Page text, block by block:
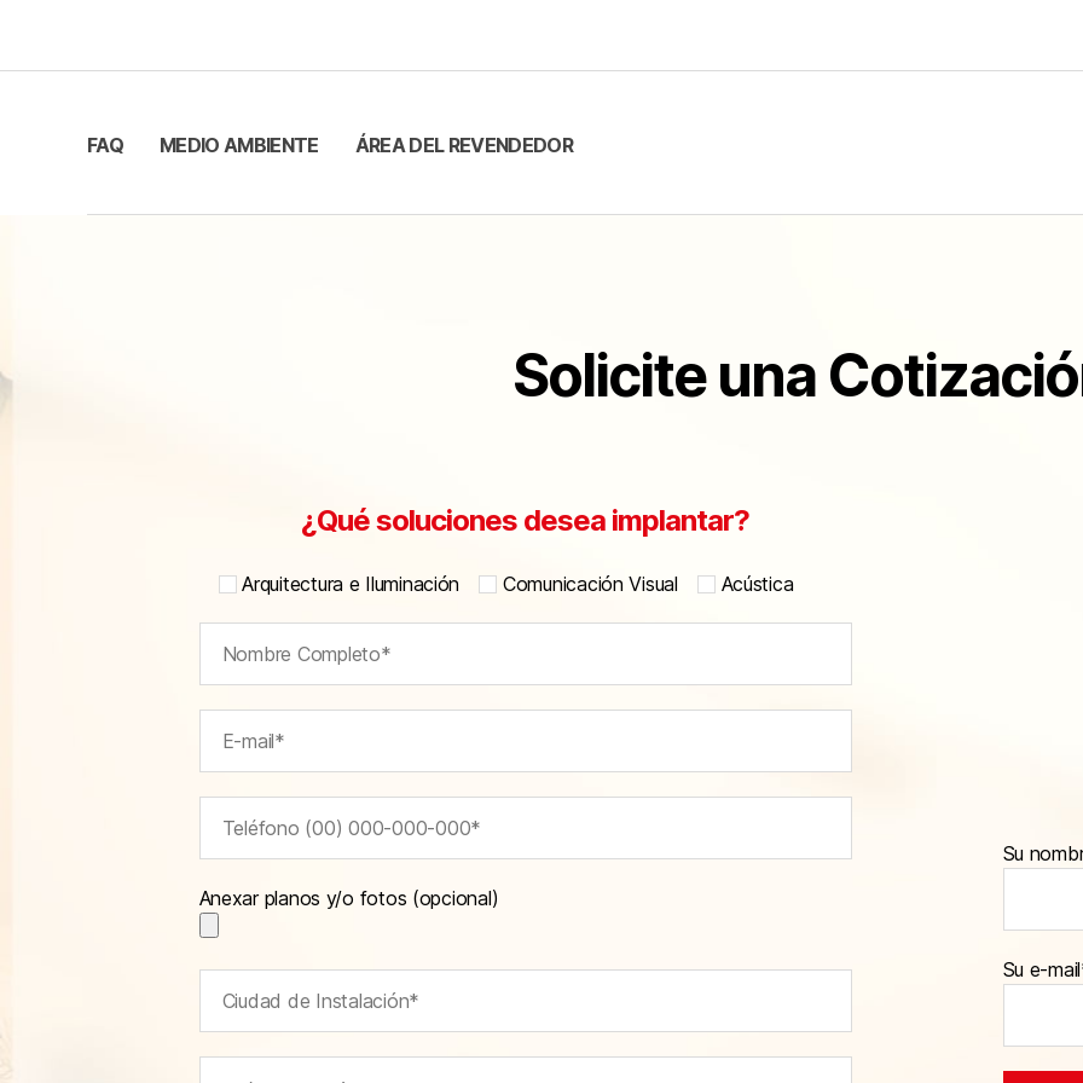
FAQ MEDIO AMBIENTE ÁREA DEL REVENDEDOR
Solicite una
¿Qué soluciones desea implantar?
Arquitectura e Iluminación Comunicación Visual Acústica
Anexar planos y/o fotos (opcional)
Su
Su e-